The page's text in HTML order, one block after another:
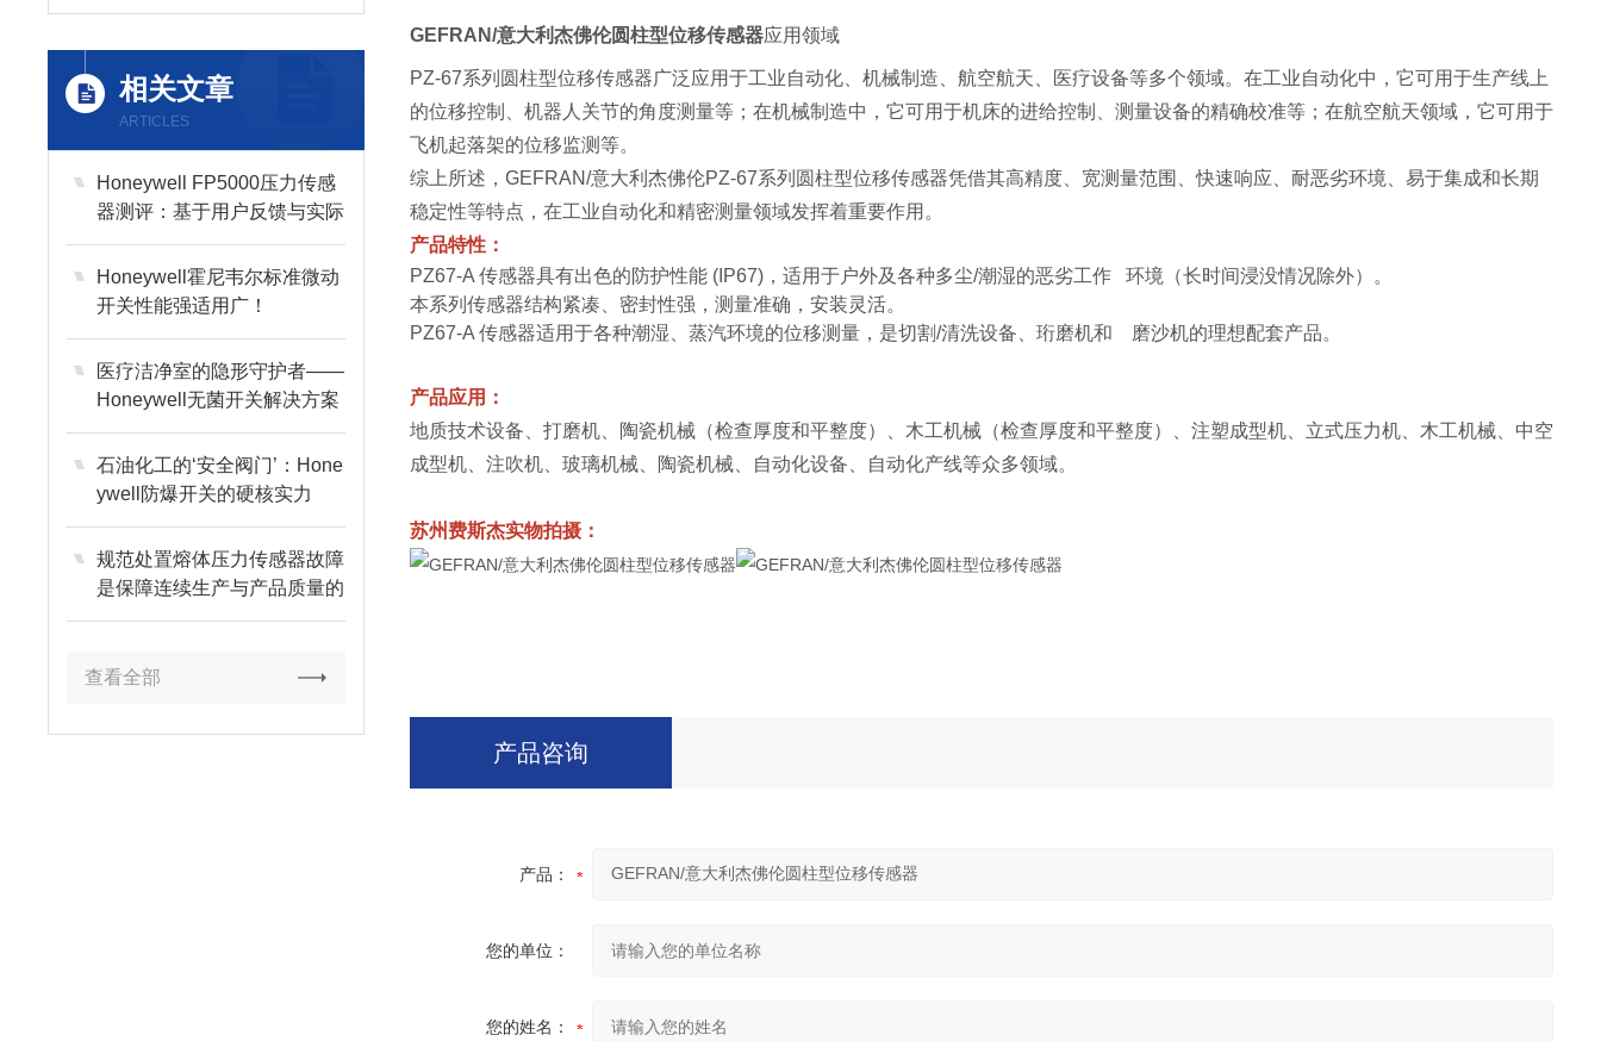
相关文章
ARTICLES
Honeywell FP5000压力传感
器测评：基于用户反馈与实际
测试的性能体验
Honeywell霍尼韦尔标准微动
开关性能强适用广！
医疗洁净室的隐形守护者——
Honeywell无菌开关解决方案
石油化工的‘安全阀门’：Hone
ywell防爆开关的硬核实力
规范处置熔体压力传感器故障
是保障连续生产与产品质量的
关键
查看全部
GEFRAN/意大利杰佛伦圆柱型位移传感器应用领域
PZ-67系列圆柱型位移传感器广泛应用于工业自动化、机械制造、航空航天、医疗设备等多个领域。在工业自动化中，它可用于生产线上
的位移控制、机器人关节的角度测量等；在机械制造中，它可用于机床的进给控制、测量设备的精确校准等；在航空航天领域，它可用于
飞机起落架的位移监测等。
综上所述，GEFRAN/意大利杰佛伦PZ-67系列圆柱型位移传感器凭借其高精度、宽测量范围、快速响应、耐恶劣环境、易于集成和长期
稳定性等特点，在工业自动化和精密测量领域发挥着重要作用。
产品特性：
PZ67-A 传感器具有出色的防护性能 (IP67)，适用于户外及各种多尘/潮湿的恶劣工作 环境（长时间浸没情况除外）。
本系列传感器结构紧凑、密封性强，测量准确，安装灵活。
PZ67-A 传感器适用于各种潮湿、蒸汽环境的位移测量，是切割/清洗设备、珩磨机和 磨沙机的理想配套产品。
产品应用：
地质技术设备、打磨机、陶瓷机械（检查厚度和平整度）、木工机械（检查厚度和平整度）、注塑成型机、立式压力机、木工机械、中空
成型机、注吹机、玻璃机械、陶瓷机械、自动化设备、自动化产线等众多领域。
苏州费斯杰实物拍摄：
产品咨询
产品：
您的单位：
您的姓名：